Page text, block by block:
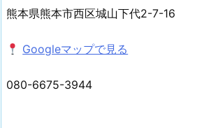
熊本県熊本市西区城山下代2-7-16
Googleマップで見る
080-6675-3944